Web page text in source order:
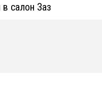
салон Заз